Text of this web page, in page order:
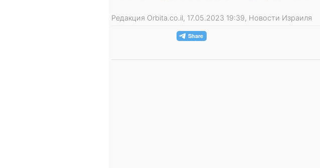
Редакция Orbita.co.il, 17.05.2023 19:39, Новости Израиля